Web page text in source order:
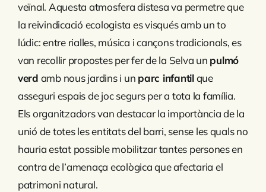
veïnal. Aquesta atmosfera distesa va permetre que
la reivindicació ecologista es visqués amb un to
lúdic: entre rialles, música i cançons tradicionals, es
van recollir propostes per fer de la Selva un pulmó
verd amb nous jardins i un parc infantilque
asseguri espais de joc segurs per a tota la família.
Els organitzadors van destacar la importància de la
unió de totes les entitats del barri, sense les quals no
hauria estat possible mobilitzar tantes persones en
contra de l’amenaça ecològica que afectaria el
patrimoni natural.